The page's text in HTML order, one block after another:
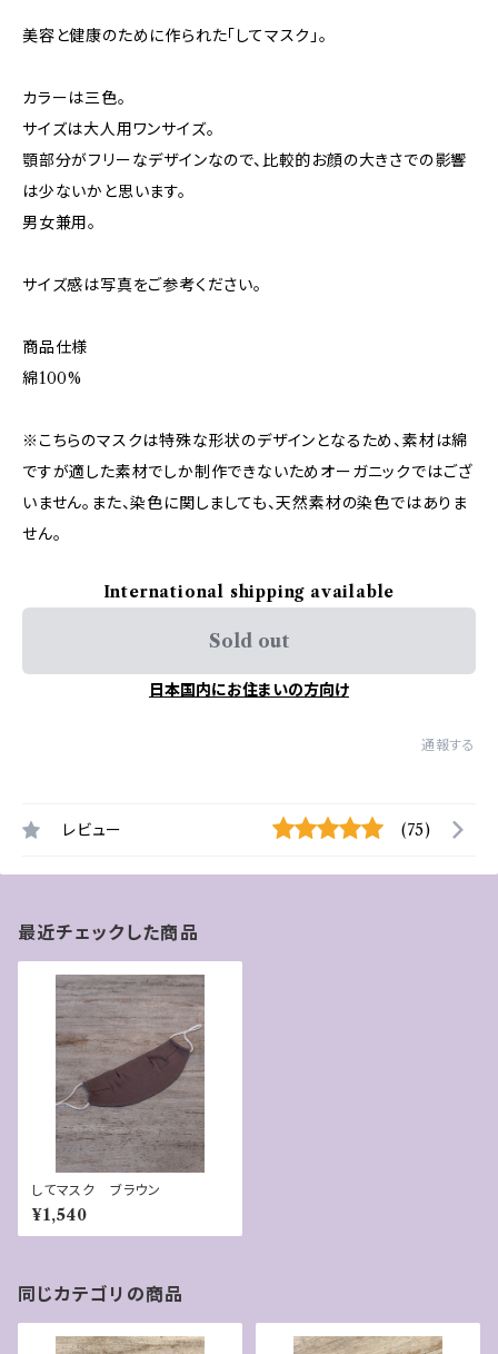
美容と健康のために作られた「してマスク」。
カラーは三色。
サイズは大人用ワンサイズ。
顎部分がフリーなデザインなので、比較的お顔の大きさでの影響
は少ないかと思います。
男女兼用。
サイズ感は写真をご参考ください。
商品仕様
綿100%
※こちらのマスクは特殊な形状のデザインとなるため、素材は綿
ですが適した素材でしか制作できないためオーガニックではござ
いません。また、染色に関しましても、天然素材の染色ではありま
せん。
International shipping available
Sold out
日本国内にお住まいの方向け
通報する
レビュー (75)
最近チェックした商品
してマスク ブラウン
¥1,540
同じカテゴリの商品